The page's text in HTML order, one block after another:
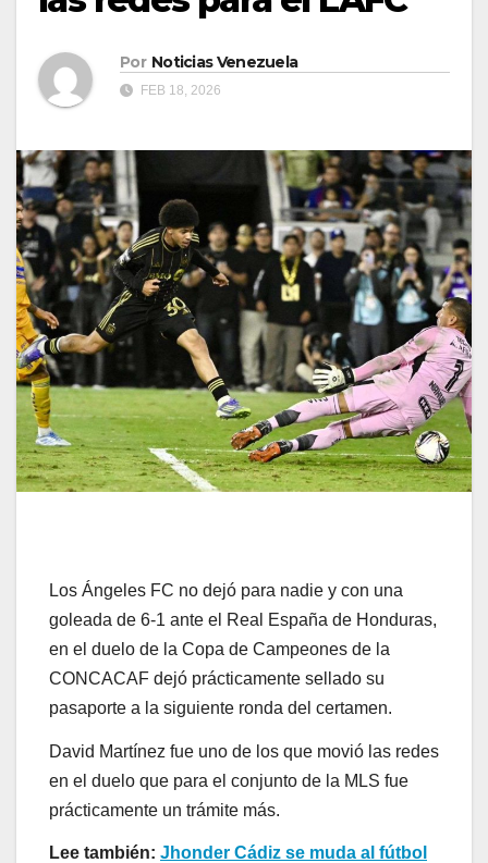
Por Noticias Venezuela
FEB 18, 2026
Los Ángeles FC no dejó para nadie y con una
goleada de 6-1 ante el Real España de Honduras,
en el duelo de la Copa de Campeones de la
CONCACAF dejó prácticamente sellado su
pasaporte a la siguiente ronda del certamen.
David Martínez fue uno de los que movió las redes
en el duelo que para el conjunto de la MLS fue
prácticamente un trámite más.
Lee también: Jhonder Cádiz se muda al fútbol